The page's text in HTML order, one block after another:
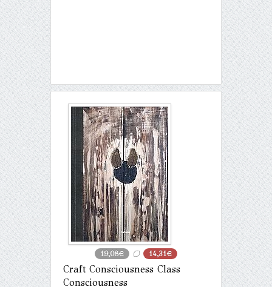
19,08€ 14,31€
Craft Consciousness Class
Consciousness